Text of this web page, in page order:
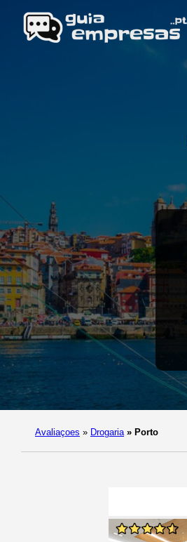
Avaliaçoes » Drogaria » Porto